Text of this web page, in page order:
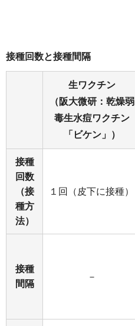
接種回数と接種間隔
生ワクチン
（阪大微研：乾燥弱
毒生水痘ワクチン
「ビケン」）
接種
回数
（接
種方
法）
１回（皮下に接種）
接種
間隔
－